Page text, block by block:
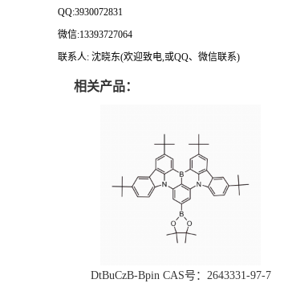
QQ:3930072831
微信:13393727064
联系人: 沈晓东(欢迎致电,或QQ、微信联系)
相关产品：
DtBuCzB-Bpin CAS号：2643331-97-7